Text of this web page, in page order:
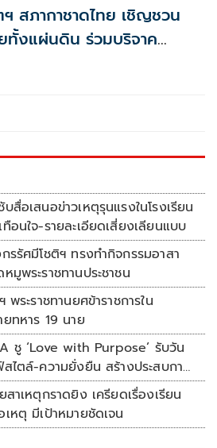
สภากาชาดไทย เชิญชวน
ทั้งแผ่นดิน ร่วมบริจาค
สื่อเสนอข่าวเหตุรุนแรงในโรงเรียน
อนใจ-รายละเอียดเสี่ยงเลียนแบบ
รรัศมีโชติฯ ทรงทำกิจกรรมอาสา
มูพระราชทานประชาชน
พระราชทานยศข้าราชการใน
ทหาร 19 นาย
ชู ‘Love with Purpose’ รับวัน
ไตล์-ความยั่งยืน สร้างประสบกา
ความหมาย
สาเหตุกราดยิง เครียดเรื่องเรียน
หตุ มีเป้าหมายชัดเจน